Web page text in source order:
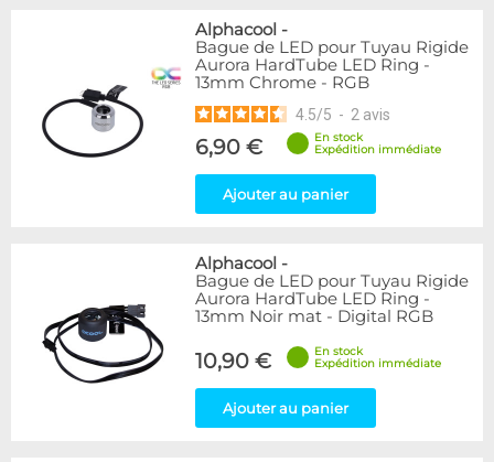
15
3
Mayhems
12
Monsoon
3
Tygon
XSPC
7
9
15
Plexi
5
Rouge
Transparent
40
Vert
Disponibilité / Promotions
Alphacool -
Bague de LED pour Tuyau Rigide
Aurora HardTube LED Ring -
13mm Chrome - RGB
4.5/5 - 2 avis
6,90 €
En stock
Expédition immédiate
Ajouter au panier
Alphacool -
Bague de LED pour Tuyau Rigide
Aurora HardTube LED Ring -
13mm Noir mat - Digital RGB
10,90 €
En stock
Expédition immédiate
Ajouter au panier